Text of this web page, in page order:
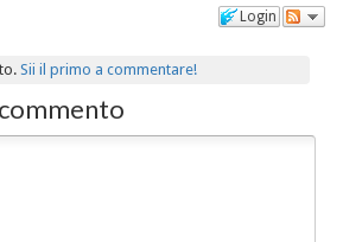
Login
Sii il primo a commentare!